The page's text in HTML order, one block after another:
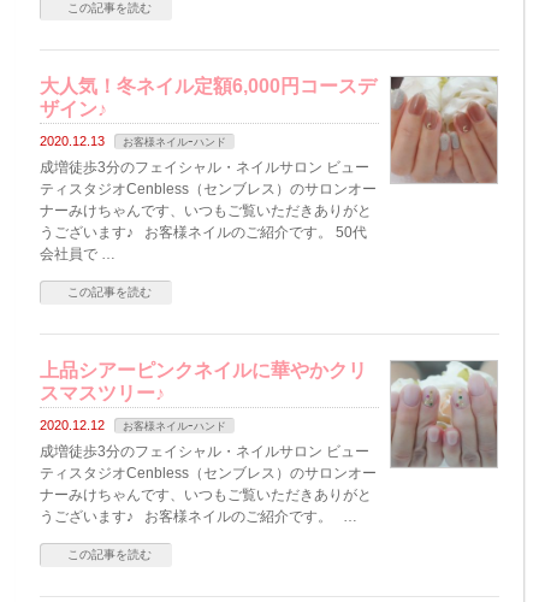
この記事を読む
大人気！冬ネイル定額6,000円コースデ
ザイン♪
2020.12.13 お客様ネイルｰハンド
成増徒歩3分のフェイシャル・ネイルサロン ビュー
ティスタジオCenbless（センブレス）のサロンオー
ナーみけちゃんです、いつもご覧いただきありがと
うございます♪ お客様ネイルのご紹介です。 50代
会社員で …
この記事を読む
上品シアーピンクネイルに華やかクリ
スマスツリー♪
2020.12.12 お客様ネイルｰハンド
成増徒歩3分のフェイシャル・ネイルサロン ビュー
ティスタジオCenbless（センブレス）のサロンオー
ナーみけちゃんです、いつもご覧いただきありがと
うございます♪ お客様ネイルのご紹介です。 …
この記事を読む